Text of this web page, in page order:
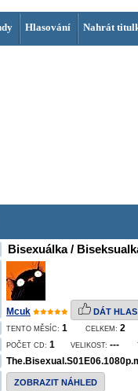
Hlasování Nahrát
Bisexuálka /
Mcuk DÁT HLAS
TENTO MĚSÍC: 1 CELKEM: 2
POČET CD: 1 VELIKOST: ---
ZOBRAZIT NÁHLED